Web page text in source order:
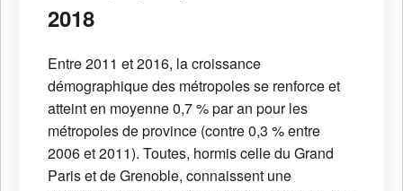
2018
Entre 2011 et 2016, la croissance
démographique des métropoles se renforce et
atteint en moyenne 0,7 % par an pour les
métropoles de province (contre 0,3 % entre
2006 et 2011). Toutes, hormis celle du Grand
Paris et de Grenoble, connaissent une